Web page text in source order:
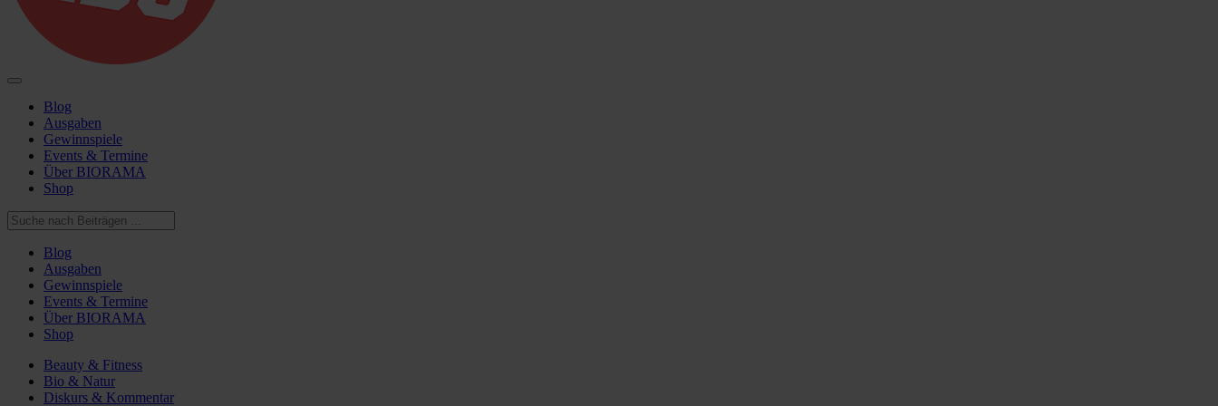
Blog
Ausgaben
Gewinnspiele
Events & Termine
Über BIORAMA
Shop
Blog
Ausgaben
Gewinnspiele
Events & Termine
Über BIORAMA
Shop
Beauty & Fitness
Bio & Natur
Diskurs & Kommentar